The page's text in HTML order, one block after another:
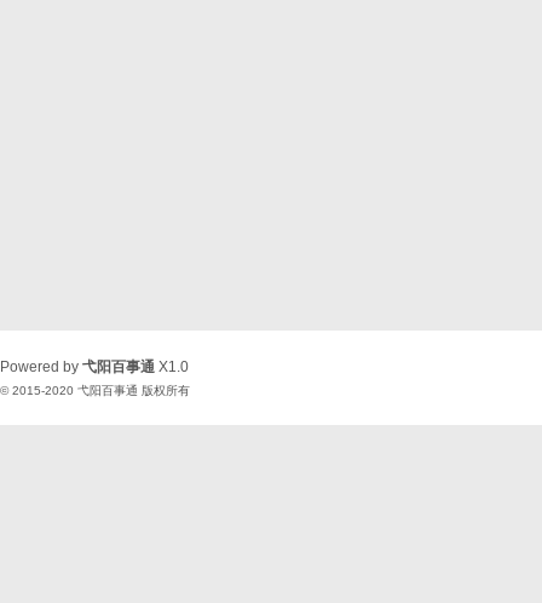
Powered by 弋阳百事通 X1.0
© 2015-2020 弋阳百事通 版权所有